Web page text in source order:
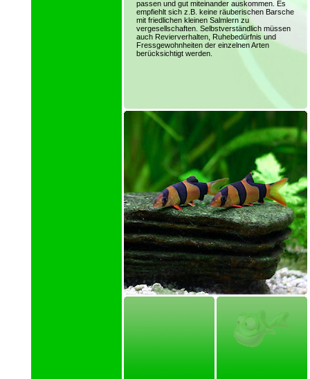
passen und gut miteinander auskommen. Es
empfiehlt sich z.B. keine räuberischen Barsche
mit friedlichen kleinen Salmlern zu
vergesellschaften. Selbstverständlich müssen
auch Revierverhalten, Ruhebedürfnis und
Fressgewohnheiten der einzelnen Arten
berücksichtigt werden.